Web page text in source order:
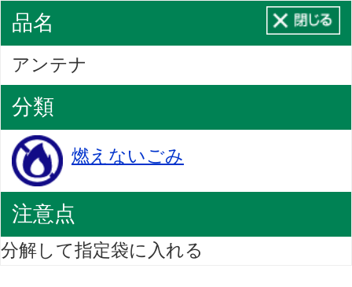
品名
アンテナ
分類
燃えないごみ
注意点
分解して指定袋に入れる